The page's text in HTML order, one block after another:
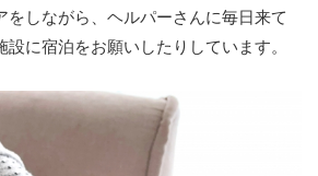
をしながら、ヘルパーさんに毎日来て
設に宿泊をお願いしたりしています。